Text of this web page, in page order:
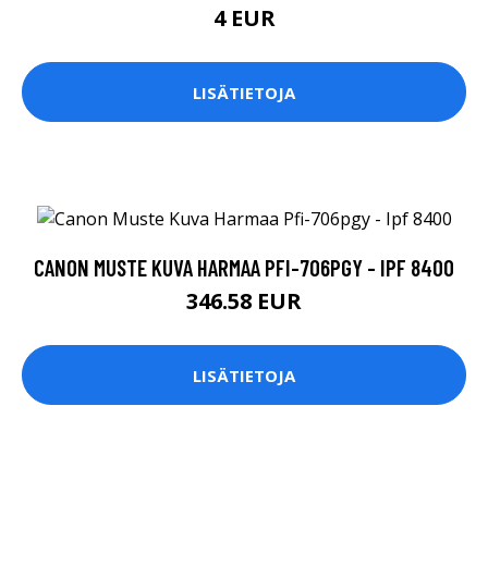
4 EUR
LISÄTIETOJA
CANON MUSTE KUVA HARMAA PFI-706PGY - IPF 8400
346.58 EUR
LISÄTIETOJA